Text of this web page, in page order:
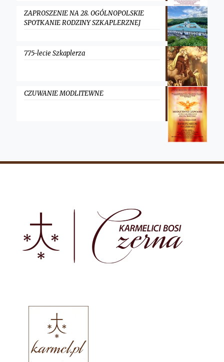
ZAPROSZENIE NA 28. OGÓLNOPOLSKIE
SPOTKANIE RODZINY SZKAPLERZNEJ
775-lecie Szkaplerza
CZUWANIE MODLITEWNE